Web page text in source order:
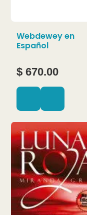
Webdewey en
Español
$ 670.00